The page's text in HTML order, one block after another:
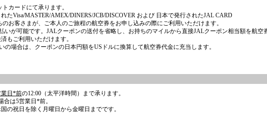
カードにて承ります。
たVisa/MASTER/AMEX/DINERS/JCB/DISCOVER および 日本で発行されたJAL CARD
お客さまが、ご本人のご旅程の航空券をお申し込みの際にご利用いただけます。
いが可能です。JALクーポンの送付を省略し、お持ちのマイルから直接JALクーポン相当額を航空
もご利用いただけます。
の場合は、クーポンの日本円額をUSドルに換算して航空券代金に充当します。
業日*前の12:00（太平洋時間）まで承ります。
合は5営業日*前。
の祝日を除く月曜日から金曜日までです。